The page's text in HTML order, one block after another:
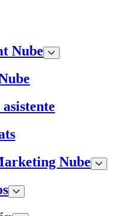
Nube
Nube